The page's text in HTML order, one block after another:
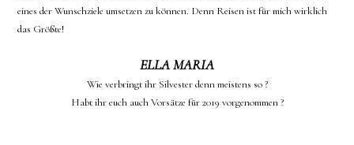
eines der Wunschziele umsetzen zu können. Denn Reisen ist für mich wirklich
das Größte!
ELLA MARIA
Wie verbringt ihr Silvester denn meistens so ?
Habt ihr euch auch Vorsätze für 2019 vorgenommen ?